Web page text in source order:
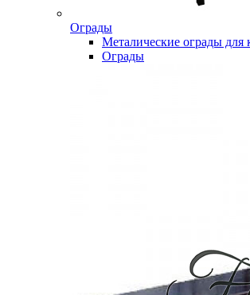
Ограды
Металические ограды для
Ограды